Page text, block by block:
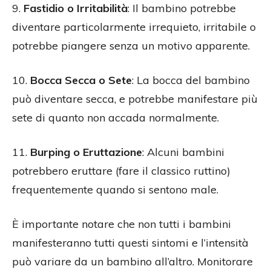
9. Fastidio o Irritabilità: Il bambino potrebbe
diventare particolarmente irrequieto, irritabile o
potrebbe piangere senza un motivo apparente.
10. Bocca Secca o Sete: La bocca del bambino
può diventare secca, e potrebbe manifestare più
sete di quanto non accada normalmente.
11. Burping o Eruttazione: Alcuni bambini
potrebbero eruttare (fare il classico ruttino)
frequentemente quando si sentono male.
È importante notare che non tutti i bambini
manifesteranno tutti questi sintomi e l’intensità
può variare da un bambino all’altro. Monitorare